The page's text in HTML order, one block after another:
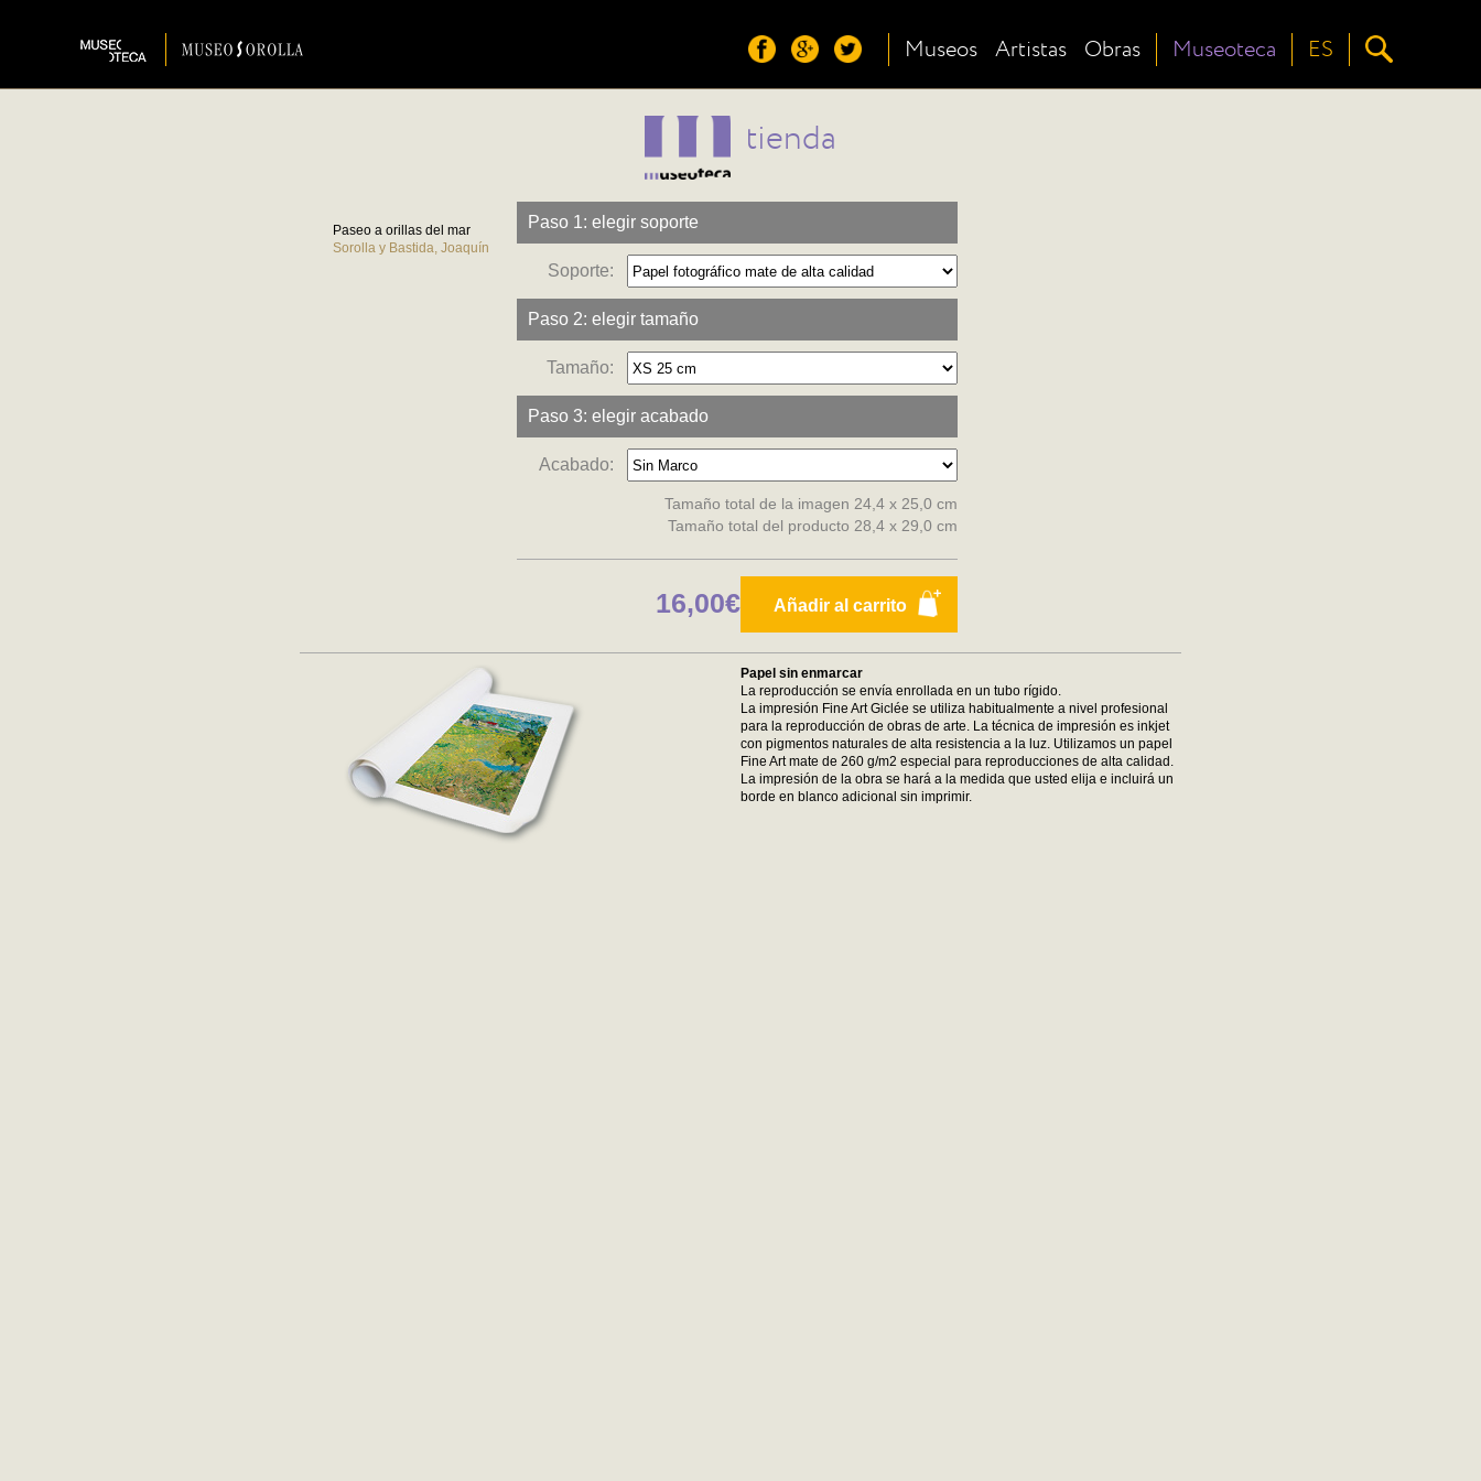
Museos Artistas Obras Museoteca ES
tienda
Paseo a orillas del mar
Sorolla y Bastida, Joaquín
Paso 1: elegir soporte
Soporte:
Paso 2: elegir tamaño
Tamaño:
Paso 3: elegir acabado
Acabado:
Tamaño total de la imagen 24,4 x 25,0 cm
Tamaño total del producto 28,4 x 29,0 cm
Añadir al carrito
16,00€
Papel sin enmarcar
La reproducción se envía enrollada en un tubo rígido.
La impresión Fine Art Giclée se utiliza habitualmente a nivel profesional
para la reproducción de obras de arte. La técnica de impresión es inkjet
con pigmentos naturales de alta resistencia a la luz. Utilizamos un papel
Fine Art mate de 260 g/m2 especial para reproducciones de alta calidad.
La impresión de la obra se hará a la medida que usted elija e incluirá un
borde en blanco adicional sin imprimir.